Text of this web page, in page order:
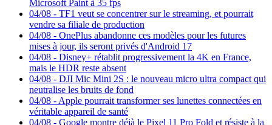
Microsoft Paint à 35 fps
04/08 - TF1 veut se concentrer sur le streaming, et pourrait
vendre sa filiale de production
04/08 - OnePlus abandonne ces modèles pour les futures
mises à jour, ils seront privés d'Android 17
04/08 - Disney+ rétablit progressivement la 4K en France,
mais le HDR reste absent
04/08 - DJI Mic Mini 2S : le nouveau micro ultra compact qui
neutralise les bruits de fond
04/08 - Apple pourrait transformer ses lunettes connectées en
véritable appareil de santé
04/08 - Google montre déjà le Pixel 11 Pro Fold et résiste à la